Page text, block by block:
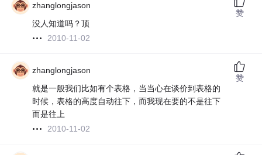
zhanglongjason
没人知道吗？顶
2010-11-02
赞
zhanglongjason
就是一般我们比如有个表格，当当心在谈价到表格的
时候，表格的高度自动往下，而我现在要的不是往下
而是往上
2010-11-02
赞